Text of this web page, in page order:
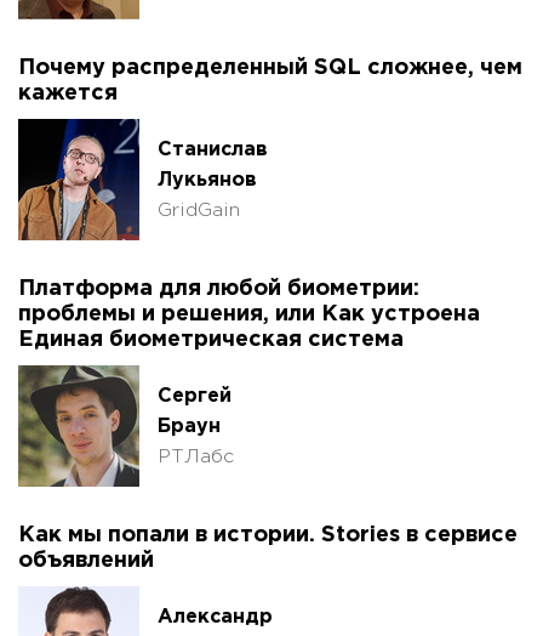
Почему распределенный SQL сложнее, чем
кажется
Станислав
Лукьянов
GridGain
Платформа для любой биометрии:
проблемы и решения, или Как устроена
Единая биометрическая система
Сергей
Браун
РТЛабс
Как мы попали в истории. Stories в сервисе
объявлений
Александр